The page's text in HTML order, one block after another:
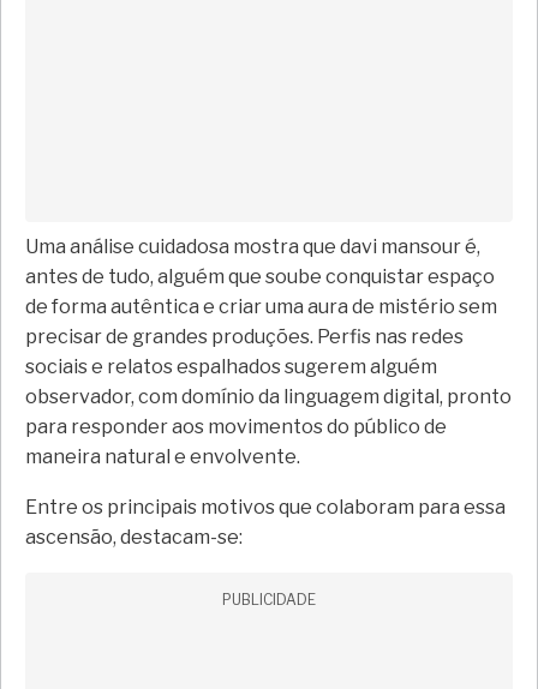
Uma análise cuidadosa mostra que davi mansour é,
antes de tudo, alguém que soube conquistar espaço
de forma autêntica e criar uma aura de mistério sem
precisar de grandes produções. Perfis nas redes
sociais e relatos espalhados sugerem alguém
observador, com domínio da linguagem digital, pronto
para responder aos movimentos do público de
maneira natural e envolvente.
Entre os principais motivos que colaboram para essa
ascensão, destacam-se:
PUBLICIDADE